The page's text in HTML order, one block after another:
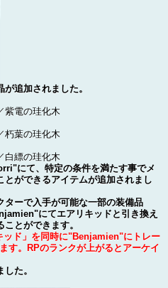
追加されました。
紫電の珪化木
朽葉の珪化木
白縹の珪化木
にて、特定の条件を満たす事でメ
ができるアイテムが追加されまし
ターで入手が可能な一部の装備品
にてエアリキッドと引き換え
とができます。
ド」を同時に"Benjamien"にトレー
す。RPのランクが上がるとアーケイ
た。